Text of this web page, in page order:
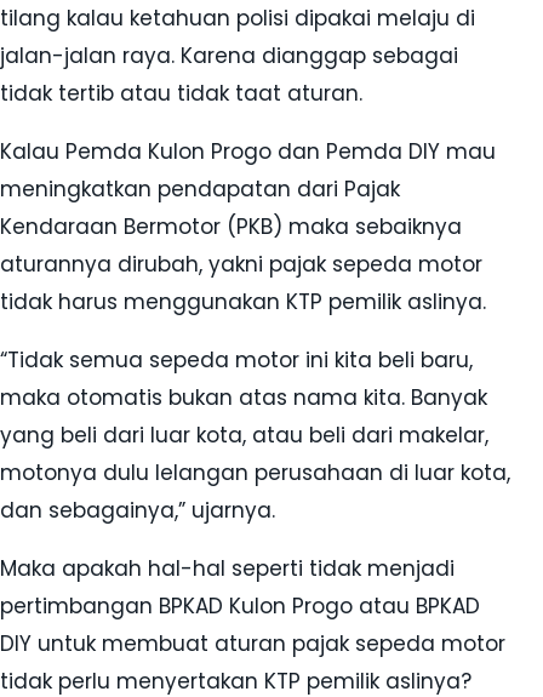
tilang kalau ketahuan polisi dipakai melaju di
jalan-jalan raya. Karena dianggap sebagai
tidak tertib atau tidak taat aturan.
Kalau Pemda Kulon Progo dan Pemda DIY mau
meningkatkan pendapatan dari Pajak
Kendaraan Bermotor (PKB) maka sebaiknya
aturannya dirubah, yakni pajak sepeda motor
tidak harus menggunakan KTP pemilik aslinya.
“Tidak semua sepeda motor ini kita beli baru,
maka otomatis bukan atas nama kita. Banyak
yang beli dari luar kota, atau beli dari makelar,
motonya dulu lelangan perusahaan di luar kota,
dan sebagainya,” ujarnya.
Maka apakah hal-hal seperti tidak menjadi
pertimbangan BPKAD Kulon Progo atau BPKAD
DIY untuk membuat aturan pajak sepeda motor
tidak perlu menyertakan KTP pemilik aslinya?